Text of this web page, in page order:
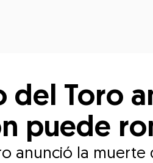
del Toro
puede
anunció la muerte